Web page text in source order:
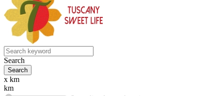
Search
x km
km